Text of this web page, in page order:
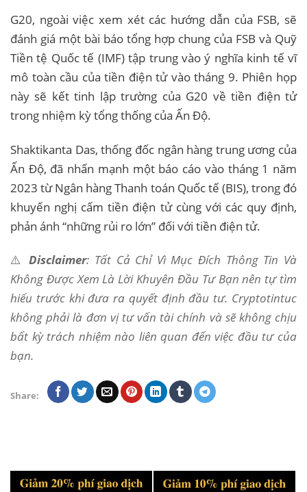
G20, ngoài việc xem xét các hướng dẫn của FSB, sẽ
đánh giá một bài báo tổng hợp chung của FSB và Quỹ
Tiền tệ Quốc tế (IMF) tập trung vào ý nghĩa kinh tế vĩ
mô toàn cầu của tiền điện tử vào tháng 9. Phiên họp
này sẽ kết tinh lập trường của G20 về tiền điện tử
trong nhiệm kỳ tổng thống của Ấn Độ.
Shaktikanta Das, thống đốc ngân hàng trung ương của
Ấn Độ, đã nhấn mạnh một báo cáo vào tháng 1 năm
2023 từ Ngân hàng Thanh toán Quốc tế (BIS), trong đó
khuyến nghị cấm tiền điện tử cùng với các quy định,
phản ánh “những rủi ro lớn” đối với tiền điện tử.
⚠️Disclaimer: Tất Cả Chỉ Vì Mục Đích Thông Tin Và
Không Được Xem Là Lời Khuyên Đầu Tư Bạn nên tự tìm
hiểu trước khi đưa ra quyết định đầu tư. Cryptotintuc
không phải là đơn vị tư vấn tài chính và sẽ không chịu
bất kỳ trách nhiệm nào liên quan đến việc đầu tư của
bạn.
Share: